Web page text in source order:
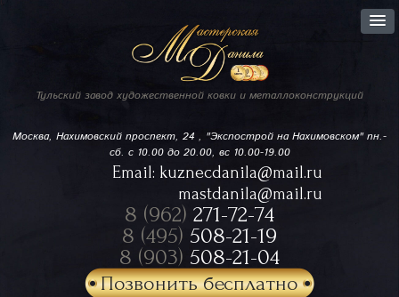
Тульский завод художественной ковки и металлоконструкций
Москва, Нахимовский проспект, 24 , "Экспострой на Нахимовском"пн.-
сб. с 10.00 до 20.00, вс 10.00-19.00
Email: kuznecdanila@mail.ru
mastdanila@mail.ru
8 (962) 271-72-74
8 (495) 508-21-19
8 (903) 508-21-04
Позвонить бесплатно